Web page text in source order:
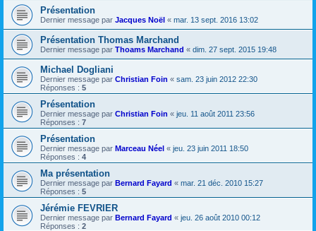
Présentation
Dernier message par Jacques Noël « mar. 13 sept. 2016 13:02
Présentation Thomas Marchand
Dernier message par Thoams Marchand « dim. 27 sept. 2015 19:48
Michael Dogliani
Dernier message par Christian Foin « sam. 23 juin 2012 22:30
Réponses : 5
Présentation
Dernier message par Christian Foin « jeu. 11 août 2011 23:56
Réponses : 7
Présentation
Dernier message par Marceau Néel « jeu. 23 juin 2011 18:50
Réponses : 4
Ma présentation
Dernier message par Bernard Fayard « mar. 21 déc. 2010 15:27
Réponses : 5
Jérémie FEVRIER
Dernier message par Bernard Fayard « jeu. 26 août 2010 00:12
Réponses : 2